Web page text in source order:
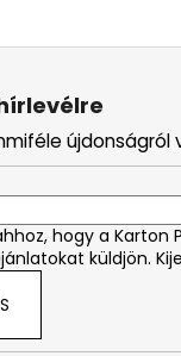
hogy a
küldjön.